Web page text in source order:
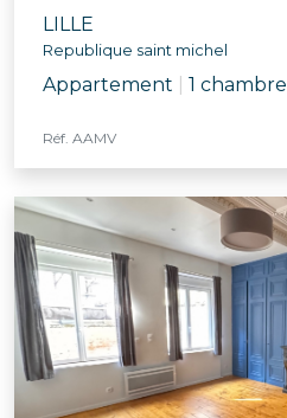
LILLE
Republique saint michel
Appartement 1 chambre
Réf. AAMV